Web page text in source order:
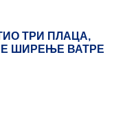
ТРИ ПЛАЦА,
ШИРЕЊЕ ВАТРЕ